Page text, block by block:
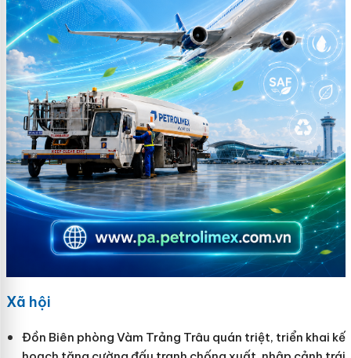
Xã hội
Đồn Biên phòng Vàm Trảng Trâu quán triệt, triển khai kế